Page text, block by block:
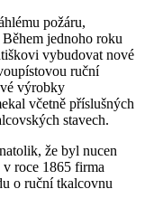
požáru,
jednoho roku
vybudovat nové
ruční
výrobky
včetně příslušných
stavech.
že byl nucen
roce 1865 firma
o ruční tkalcovnu